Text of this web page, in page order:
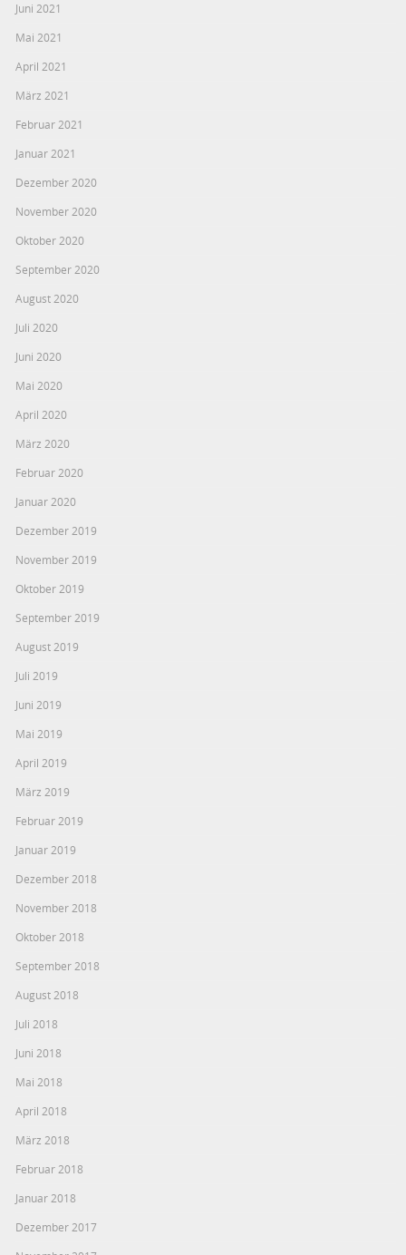
Juni 2021
Mai 2021
April 2021
März 2021
Februar 2021
Januar 2021
Dezember 2020
November 2020
Oktober 2020
September 2020
August 2020
Juli 2020
Juni 2020
Mai 2020
April 2020
März 2020
Februar 2020
Januar 2020
Dezember 2019
November 2019
Oktober 2019
September 2019
August 2019
Juli 2019
Juni 2019
Mai 2019
April 2019
März 2019
Februar 2019
Januar 2019
Dezember 2018
November 2018
Oktober 2018
September 2018
August 2018
Juli 2018
Juni 2018
Mai 2018
April 2018
März 2018
Februar 2018
Januar 2018
Dezember 2017